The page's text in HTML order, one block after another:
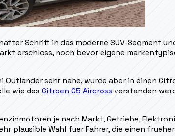
Schritt in das moderne SUV-Segment
erschloss, noch bevor eigene
Outlander sehr nahe, wurde aber in einen
wie des Citroen C5 Aircross verstanden
je nach Markt, Getriebe,
plausible Wahl fuer Fahrer, die einen